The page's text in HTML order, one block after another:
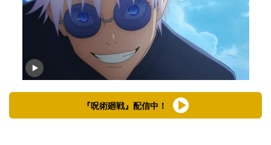
『呪術廻戦』配信中！